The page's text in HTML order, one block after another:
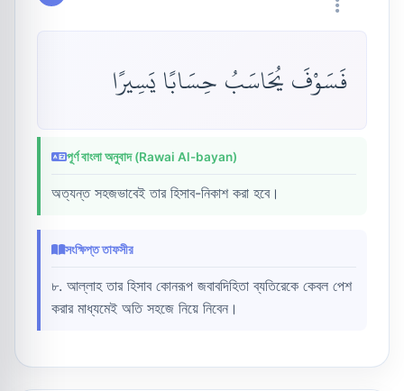
فَسَوْفَ يُحَاسَبُ حِسَابًا يَسِيرًا
পূর্ণ বাংলা অনুবাদ (Rawai Al-bayan)
অত্যন্ত সহজভাবেই তার হিসাব-নিকাশ করা হবে।
সংক্ষিপ্ত তাফসীর
৮. আল্লাহ তার হিসাব কোনরূপ জবাবদিহিতা ব্যতিরেকে কেবল পেশ
করার মাধ্যমেই অতি সহজে নিয়ে নিবেন।